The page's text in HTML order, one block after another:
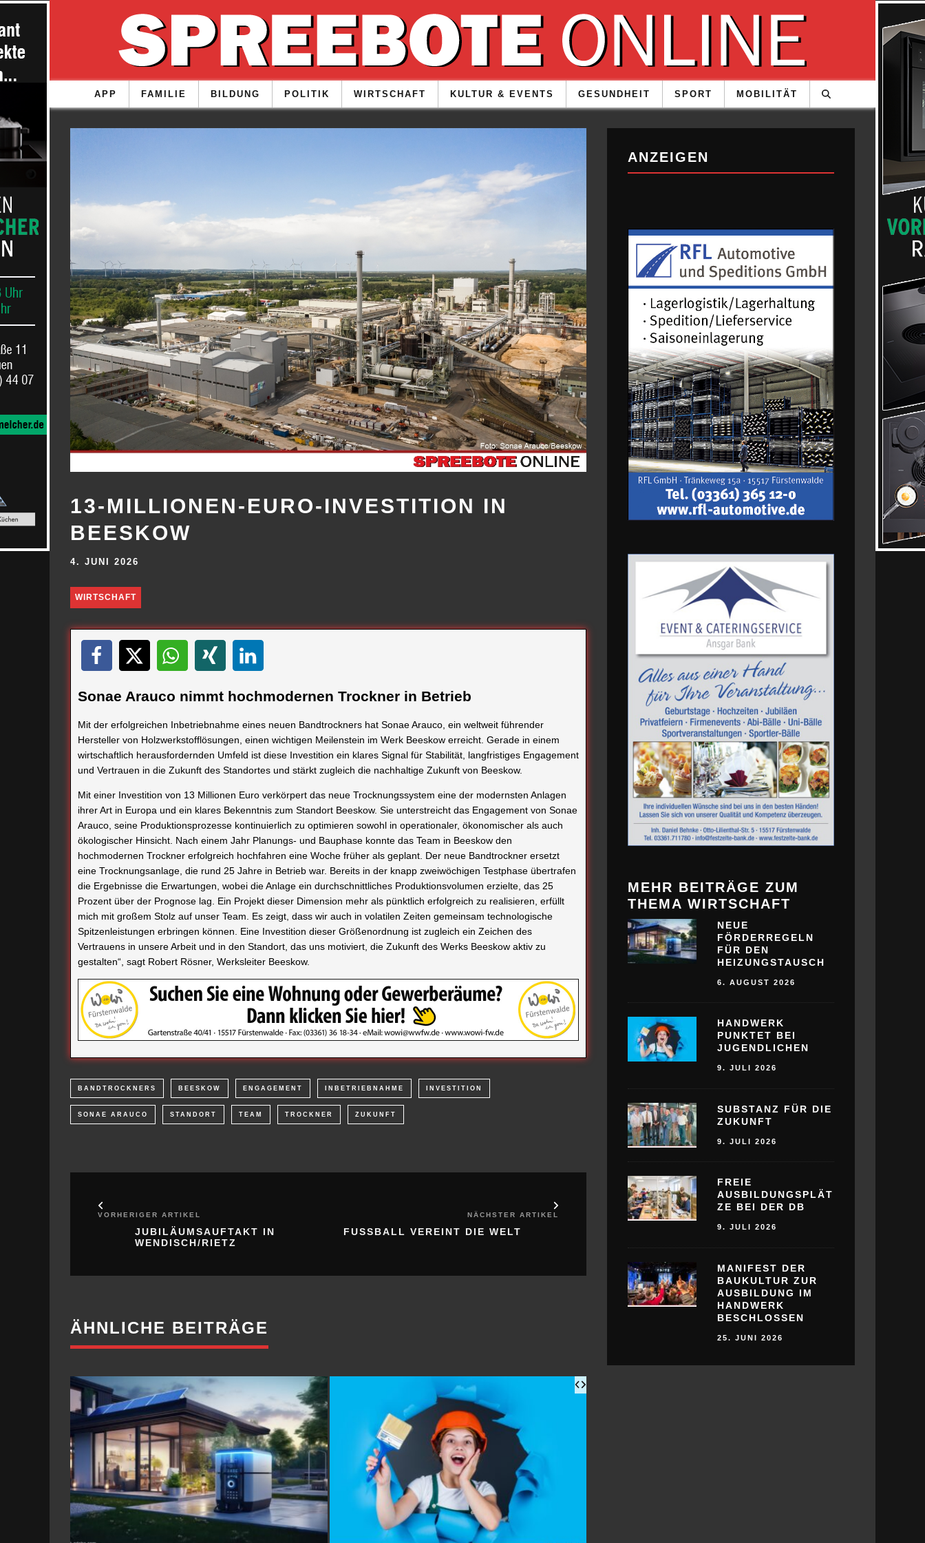
APP FAMILIE BILDUNG POLITIK WIRTSCHAFT KULTUR & EVENTS GESUNDHEIT SPORT MOBILITÄT
13-MILLIONEN-EURO-INVESTITION IN
BEESKOW
4. JUNI 2026
WIRTSCHAFT
Sonae Arauco nimmt hochmodernen Trockner in Betrieb
Mit der erfolgreichen Inbetriebnahme eines neuen Bandtrockners hat Sonae Arauco, ein weltweit führender
Hersteller von Holzwerkstofflösungen, einen wichtigen Meilenstein im Werk Beeskow erreicht. Gerade in einem
wirtschaftlich herausfordernden Umfeld ist diese Investition ein klares Signal für Stabilität, langfristiges Engagement
und Vertrauen in die Zukunft des Standortes und stärkt zugleich die nachhaltige Zukunft von Beeskow.
Mit einer Investition von 13 Millionen Euro verkörpert das neue Trocknungssystem eine der modernsten Anlagen
ihrer Art in Europa und ein klares Bekenntnis zum Standort Beeskow. Sie unterstreicht das Engagement von Sonae
Arauco, seine Produktionsprozesse kontinuierlich zu optimieren sowohl in operationaler, ökonomischer als auch
ökologischer Hinsicht. Nach einem Jahr Planungs- und Bauphase konnte das Team in Beeskow den
hochmodernen Trockner erfolgreich hochfahren eine Woche früher als geplant. Der neue Bandtrockner ersetzt
eine Trocknungsanlage, die rund 25 Jahre in Betrieb war. Bereits in der knapp zweiwöchigen Testphase übertrafen
die Ergebnisse die Erwartungen, wobei die Anlage ein durchschnittliches Produktionsvolumen erzielte, das 25
Prozent über der Prognose lag. Ein Projekt dieser Dimension mehr als pünktlich erfolgreich zu realisieren, erfüllt
mich mit großem Stolz auf unser Team. Es zeigt, dass wir auch in volatilen Zeiten gemeinsam technologische
Spitzenleistungen erbringen können. Eine Investition dieser Größenordnung ist zugleich ein Zeichen des
Vertrauens in unsere Arbeit und in den Standort, das uns motiviert, die Zukunft des Werks Beeskow aktiv zu
gestalten“, sagt Robert Rösner, Werksleiter Beeskow.
BANDTROCKNERS BEESKOW ENGAGEMENT INBETRIEBNAHME INVESTITION
SONAE ARAUCO STANDORT TEAM TROCKNER ZUKUNFT
VORHERIGER ARTIKEL
JUBILÄUMSAUFTAKT IN
WENDISCH/RIETZ
NÄCHSTER ARTIKEL
FUSSBALL VEREINT DIE WELT
ÄHNLICHE BEITRÄGE
ANZEIGEN
MEHR BEITRÄGE ZUM
THEMA WIRTSCHAFT
NEUE
FÖRDERREGELN
FÜR DEN
HEIZUNGSTAUSCH
6. AUGUST 2026
HANDWERK
PUNKTET BEI
JUGENDLICHEN
9. JULI 2026
SUBSTANZ FÜR DIE
ZUKUNFT
9. JULI 2026
FREIE
AUSBILDUNGSPLÄT
ZE BEI DER DB
9. JULI 2026
MANIFEST DER
BAUKULTUR ZUR
AUSBILDUNG IM
HANDWERK
BESCHLOSSEN
25. JUNI 2026